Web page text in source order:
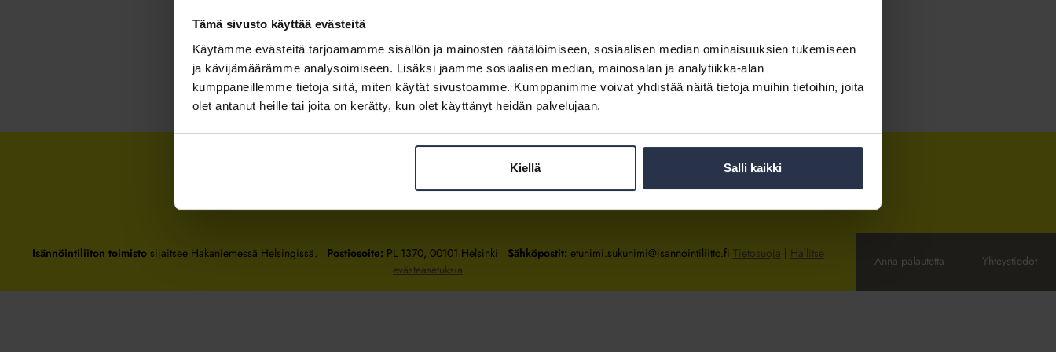
Tämä sivusto käyttää evästeitä
Käytämme evästeitä tarjoamamme sisällön ja mainosten räätälöimiseen, sosiaalisen median ominaisuuksien tukemiseen
ja kävijämäärämme analysoimiseen. Lisäksi jaamme sosiaalisen median, mainosalan ja analytiikka-alan
kumppaneillemme tietoja siitä, miten käytät sivustoamme. Kumppanimme voivat yhdistää näitä tietoja muihin tietoihin, joita
olet antanut heille tai joita on kerätty, kun olet käyttänyt heidän palvelujaan.
Kiellä Salli kaikki
Kirjaudu sisään
Tietoa jäsenyydestä
Isännöintiliiton toimistosijaitsee Hakaniemessä Helsingissä. Postiosoite: PL 1370, 00101 Helsinki Sähköpostit: etunimi.sukunimi@isannointiliitto.fi Tietosuoja | Hallitse
evästeasetuksia
Anna palautetta Yhteystiedot